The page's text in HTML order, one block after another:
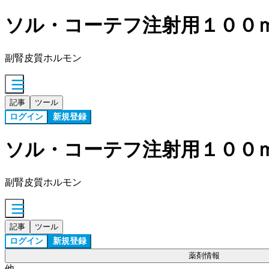
ソル・コーテフ注射用１００
副腎皮質ホルモン
記事 ツール
ログイン 新規登録
ソル・コーテフ注射用１００
副腎皮質ホルモン
記事 ツール
ログイン 新規登録
薬剤情報